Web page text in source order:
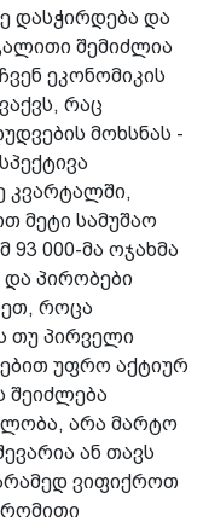
დასჭირდება და
შემიძლია
ეკონომიკის
რაც
მოხსნას -
კვარტალში,
მეტი სამუშაო
93 000-მა ოჯახმა
პირობები
როცა
თუ პირველი
უფრო აქტიურ
შეიძლება
არა მარტო
ან თავს
ვიფიქროთ